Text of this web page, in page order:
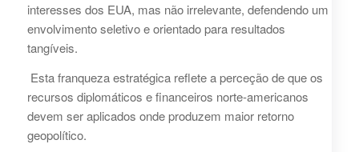
interesses dos EUA, mas não irrelevante, defendendo um
envolvimento seletivo e orientado para resultados
tangíveis.
Esta franqueza estratégica reflete a perceção de que os
recursos diplomáticos e financeiros norte‑americanos
devem ser aplicados onde produzem maior retorno
geopolítico.